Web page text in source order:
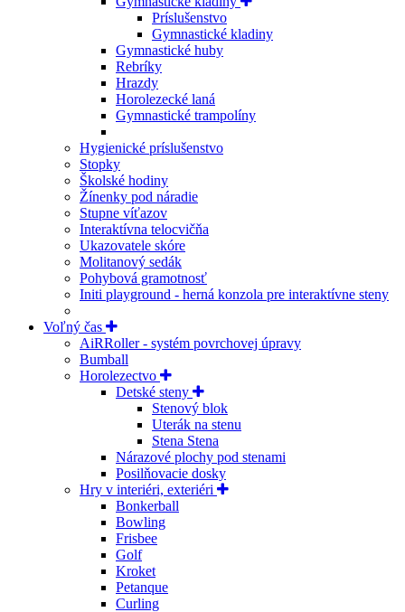
Príslušenstvo
Gymnastické kladiny
Gymnastické huby
Rebríky
Hrazdy
Horolezecké laná
Gymnastické trampolíny
Hygienické príslušenstvo
Stopky
Školské hodiny
Žínenky pod náradie
Stupne víťazov
Interaktívna telocvičňa
Ukazovatele skóre
Molitanový sedák
Pohybová gramotnosť
Initi playground - herná konzola pre interaktívne steny
Voľný čas
AiRRoller - systém povrchovej úpravy
Bumball
Horolezectvo
Detské steny
Stenový blok
Uterák na stenu
Stena Stena
Nárazové plochy pod stenami
Posilňovacie dosky
Hry v interiéri, exteriéri
Bonkerball
Bowling
Frisbee
Golf
Kroket
Petanque
Curling